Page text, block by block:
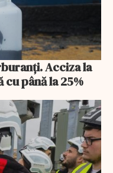
Acciza la
până la 25%